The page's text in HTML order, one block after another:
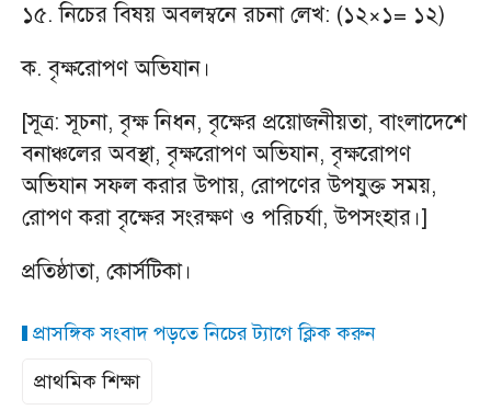
১৫. নিচের বিষয় অবলম্বনে রচনা লেখ: (১২×১= ১২)
ক. বৃক্ষরোপণ অভিযান।
[সূত্র: সূচনা, বৃক্ষ নিধন, বৃক্ষের প্রয়োজনীয়তা, বাংলাদেশে
বনাঞ্চলের অবস্থা, বৃক্ষরোপণ অভিযান, বৃক্ষরোপণ
অভিযান সফল করার উপায়, রোপণের উপযুক্ত সময়,
রোপণ করা বৃক্ষের সংরক্ষণ ও পরিচর্যা, উপসংহার।]
প্রতিষ্ঠাতা, কোর্সটিকা।
প্রাসঙ্গিক সংবাদ পড়তে নিচের ট্যাগে ক্লিক করুন
প্রাথমিক শিক্ষা